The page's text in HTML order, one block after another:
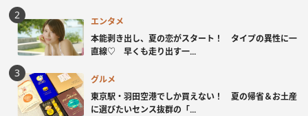
エンタメ
本能剥き出し、夏の恋がスタート！ タイプの異性に一
直線♡ 早くも走り出す一...
グルメ
東京駅・羽田空港でしか買えない！ 夏の帰省＆お土産
に選びたいセンス抜群の「...